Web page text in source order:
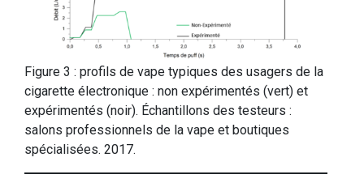
Figure 3 : profils de vape typiques des usagers de la
cigarette électronique : non expérimentés (vert) et
expérimentés (noir). Échantillons des testeurs :
salons professionnels de la vape et boutiques
spécialisées. 2017.